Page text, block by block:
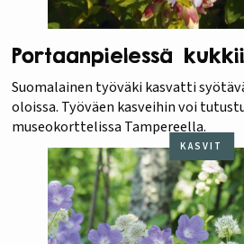
Portaanpielessä
Suomalainen työväki kasvatti
oloissa. Työväen kasveihin voi
museokorttelissa Tampereella.
KASVIT